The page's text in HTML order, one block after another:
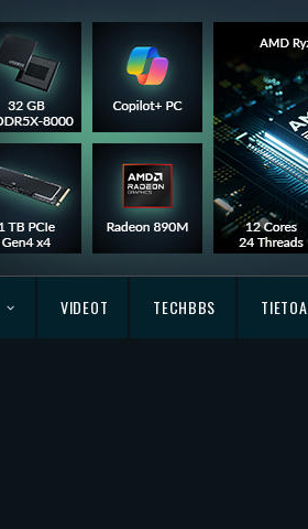
VIDEOT TECHBBS TIETOA